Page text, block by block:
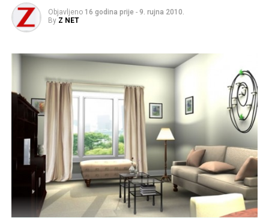
Objavljeno 16 godina prije - 9. rujna 2010.
By Z NET